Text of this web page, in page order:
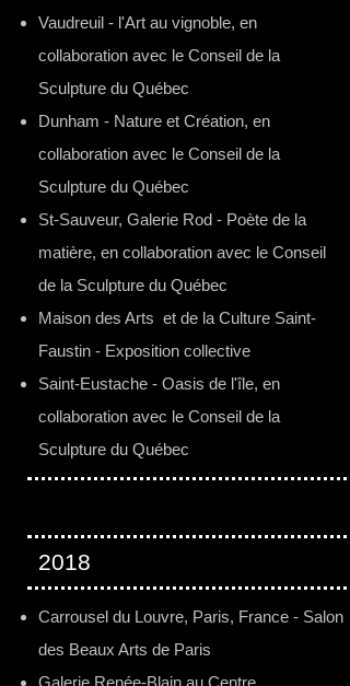
Vaudreuil - l'Art au vignoble, en
collaboration avec le Conseil de la
Sculpture du Québec
Dunham - Nature et Création, en
collaboration avec le Conseil de la
Sculpture du Québec
St-Sauveur, Galerie Rod - Poète de la
matière, en collaboration avec le Conseil
de la Sculpture du Québec
Maison des Arts et de la Culture Saint-
Faustin - Exposition collective
Saint-Eustache - Oasis de l'île, en
collaboration avec le Conseil de la
Sculpture du Québec
2018
Carrousel du Louvre, Paris, France - Salon
des Beaux Arts de Paris
Galerie Renée-Blain au Centre